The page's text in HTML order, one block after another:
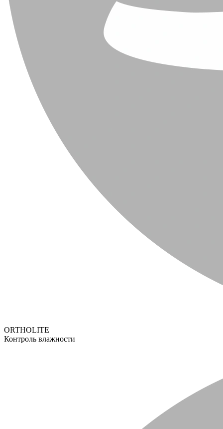
ORTHOLITE
Контроль влажности